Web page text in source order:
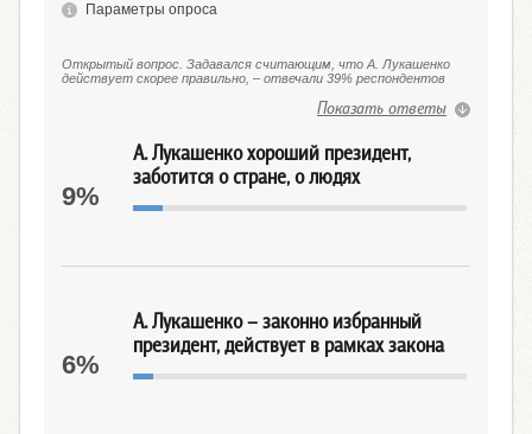
Параметры опроса
Открытый вопрос. Задавался считающим, что А. Лукашенко
действует скорее правильно, – отвечали 39% респондентов
Показать ответы
А. Лукашенко хороший президент,
заботится о стране, о людях
9%
А. Лукашенко – законно избранный
президент, действует в рамках закона
6%